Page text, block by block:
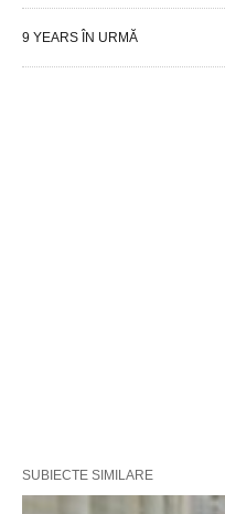
9 YEARS ÎN URMĂ
SUBIECTE SIMILARE